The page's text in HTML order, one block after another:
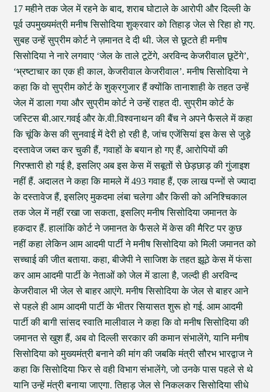
17 महीने तक जेल में रहने के बाद, शराब घोटाले के आरोपी और दिल्ली के
पूर्व उपमुख्यमंत्री मनीष सिसोदिया शुक्रवार को तिहाड़ जेल से रिहा हो गए.
सुबह उन्हें सुप्रीम कोर्ट ने ज़मानत दे दी थी. जेल से छूटते ही मनीष
सिसोदिया ने नारे लगवाए ‘जेल के ताले टूटेंगे, अरविन्द केजरीवाल छूटेंगे’,
‘भ्रष्टाचार का एक ही काल, केजरीवाल केजरीवाल’. मनीष सिसोदिया ने
कहा कि वो सुप्रीम कोर्ट के शुक्रगुजार हैं क्योंकि तानाशाही के तहत उन्हें
जेल में डाला गया और सुप्रीम कोर्ट ने उन्हें राहत दी. सुप्रीम कोर्ट के
जस्टिस बी.आर.गवई और के.वी.विश्वनाथन की बैंच ने अपने फैसले में कहा
कि चूंकि केस की सुनवाई में देरी हो रही है, जांच एजेंसियां इस केस से जुड़े
दस्तावेज जब्त कर चुकी हैं, गवाहों के बयान हो गए हैं, आरोपियों की
गिरफ्तारी हो गई है, इसलिए अब इस केस में सबूतों से छेड़छाड़ की गुंजाइश
नहीं हैं. अदालत ने कहा कि मामले में 493 गवाह हैं, एक लाख पन्नों से ज्यादा
के दस्तावेज हैं, इसलिए मुकदमा लंबा चलेगा और किसी को अनिश्चिकाल
तक जेल में नहीं रखा जा सकता, इसलिए मनीष सिसोदिया जमानत के
हकदार हैं. हालांकि कोर्ट ने जमानत के फैसले में केस की मैरिट पर कुछ
नहीं कहा लेकिन आम आदमी पार्टी ने मनीष सिसोदिया को मिली जमानत को
सच्चाई की जीत बताया. कहा, बीजेपी ने साजिश के तहत झूठे केस में फंसा
कर आम आदमी पार्टी के नेताओं को जेल में डाला है, जल्दी ही अरविन्द
केजरीवाल भी जेल से बाहर आएंगे. मनीष सिसोदिया के जेल से बाहर आने
से पहले ही आम आदमी पार्टी के भीतर सियासत शुरू हो गई. आम आदमी
पार्टी की बागी सांसद स्वाति मालीवाल ने कहा कि वो मनीष सिसोदिया की
जमानत से खुश हैं, अब वो दिल्ली सरकार की कमान संभालेंगे, यानि मनीष
सिसोदिया को मुख्यमंत्री बनाने की मांग की जबकि मंत्री सौरभ भारद्वाज ने
कहा कि सिसोदिया फिर से वही विभाग संभालेंगे, जो उनके पास पहले से थे
यानि उन्हें मंत्री बनाया जाएगा. तिहाड़ जेल से निकलकर सिसोदिया सीधे